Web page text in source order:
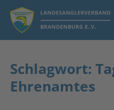
Schlagwort:
Ehrenamtes